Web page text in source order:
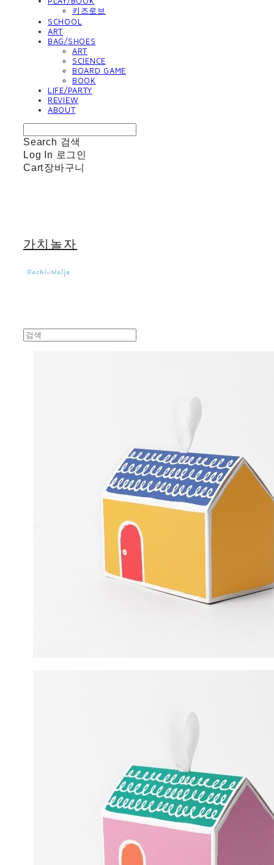
키즈로브
SCHOOL
ART
BAG/SHOES
ART
SCIENCE
BOARD GAME
BOOK
LIFE/PARTY
REVIEW
ABOUT
Search 검색
Log In 로그인
Cart장바구니
가치놀자